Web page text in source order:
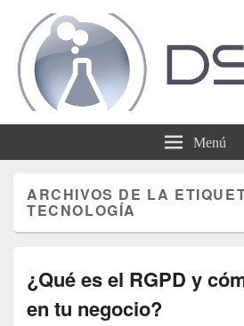
DSLab Menú
ARCHIVOS DE LA
TECNOLOGÍA
¿Qué es el RGPD y
en tu negocio?